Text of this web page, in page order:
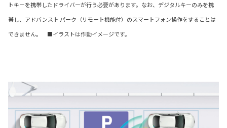
トキーを携帯したドライバーが行う必要があります。なお、デジタルキーのみを携
帯し、アドバンスト パーク（リモート機能付）のスマートフォン操作をすることは
できません。 ■イラストは作動イメージです。